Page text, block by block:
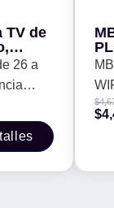
TV de
de
26 a
$
$